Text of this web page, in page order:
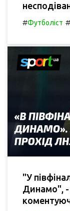
#Футболіст #
"У
Динамо", -